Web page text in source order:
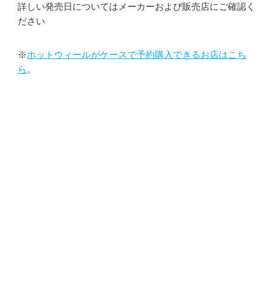
詳しい発売日についてはメーカーおよび販売店にご確認く
ださい
※ホットウィールがケースで予約購入できるお店はこち
ら 。